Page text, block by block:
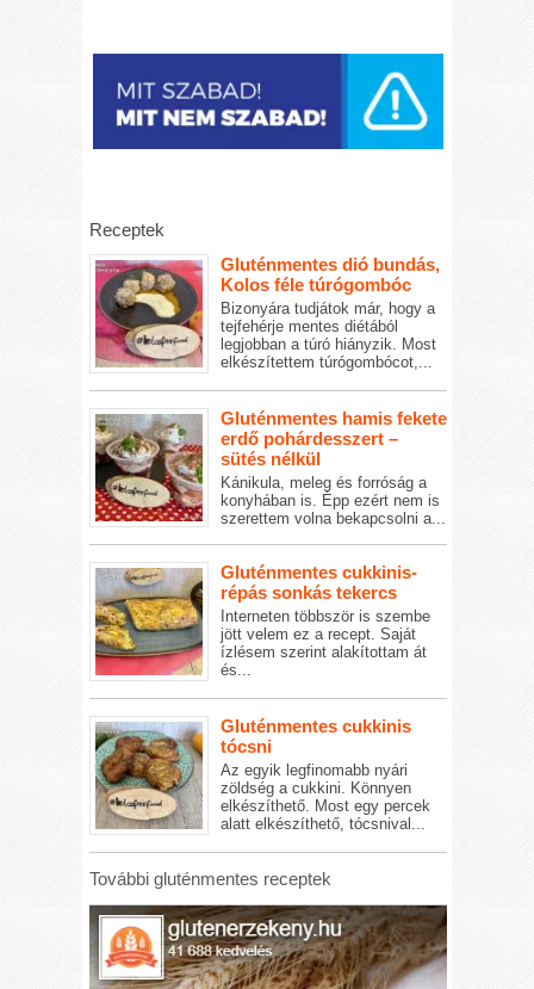
Receptek
Gluténmentes dió bundás,
Kolos féle túrógombóc
Bizonyára tudjátok már, hogy a
tejfehérje mentes diétából
legjobban a túró hiányzik. Most
elkészítettem túrógombócot,...
Gluténmentes hamis fekete
erdő pohárdesszert –
sütés nélkül
Kánikula, meleg és forróság a
konyhában is. Épp ezért nem is
szerettem volna bekapcsolni a...
Gluténmentes cukkinis-
répás sonkás tekercs
Interneten többször is szembe
jött velem ez a recept. Saját
ízlésem szerint alakítottam át
és...
Gluténmentes cukkinis
tócsni
Az egyik legfinomabb nyári
zöldség a cukkini. Könnyen
elkészíthető. Most egy percek
alatt elkészíthető, tócsnival...
További gluténmentes receptek